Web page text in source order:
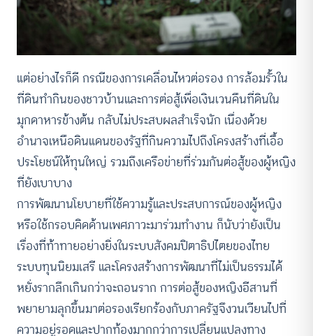
แต่อย่างไรก็ดี กรณีของการเคลื่อนไหวต่อรอง การล้อมรั้วใน
ที่ดินทำกินของชาวบ้านและการต่อสู้เพื่อเงินเวนคืนที่ดินใน
มุกดาหารข้างต้น กลับไม่ประสบผลสำเร็จนัก เนื่องด้วย
อำนาจเหนือดินแดนของรัฐที่กินความไปถึงโครงสร้างที่เอื้อ
ประโยชน์ให้ทุนใหญ่ รวมถึงเครือข่ายที่ร่วมกันต่อสู้ของผู้หญิง
ที่ยังเบาบาง
การพัฒนานโยบายที่ใช้ความรู้และประสบการณ์ของผู้หญิง
หรือใช้กรอบคิดด้านเพศภาวะมาร่วมทำงาน ก็นับว่ายังเป็น
เรื่องที่ท้าทายอย่างยิ่งในระบบสังคมปิตาธิปไตยของไทย
ระบบทุนนิยมเสรี และโครงสร้างการพัฒนาที่ไม่เป็นธรรมได้
หยั่งรากลึกเกินกว่าจะถอนราก การต่อสู้ของหญิงอีสานที่
พยายามลุกขึ้นมาต่อรองเรียกร้องกับภาครัฐจึงวนเวียนไปที่
ความอยู่รอดและปากท้องมากกว่าการเปลี่ยนแปลงทาง